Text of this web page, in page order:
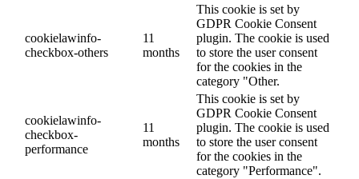
cookielawinfo-
checkbox-others
11
months
This cookie is set by
GDPR Cookie Consent
plugin. The cookie is used
to store the user consent
for the cookies in the
category "Other.
cookielawinfo-
checkbox-
performance
11
months
This cookie is set by
GDPR Cookie Consent
plugin. The cookie is used
to store the user consent
for the cookies in the
category "Performance".